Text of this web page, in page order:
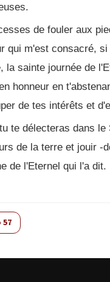
de fouler aux
qui m'est consacré,
la sainte journée de
honneur en
de tes intérêts et
te délecteras dans
de la terre et jouir -
de l'Eternel qui l'a dit.